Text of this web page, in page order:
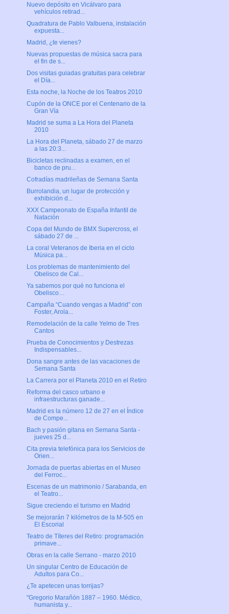
Nuevo depósito en Vicálvaro para
vehículos retirad...
Quadratura de Pablo Valbuena, instalación
expuesta...
Madrid, ¿te vienes?
Nuevas propuestas de música sacra para
el fin de s...
Dos visitas guiadas gratuitas para celebrar
el Día...
Esta noche, la Noche de los Teatros 2010
Cupón de la ONCE por el Centenario de la
Gran Vía
Madrid se suma a La Hora del Planeta
2010
La Hora del Planeta, sábado 27 de marzo
a las 20:3...
Bicicletas reclinadas a examen, en el
banco de pru...
Cofradías madrileñas de Semana Santa
Burrolandia, un lugar de protección y
exhibición d...
XXX Campeonato de España Infantil de
Natación
Copa del Mundo de BMX Supercross, el
sábado 27 de ...
La coral Veteranos de Iberia en el ciclo
Música pa...
Los problemas de mantenimiento del
Obelisco de Cal...
Ya sabemos por qué no funciona el
Obelisco…
Campaña “Cuando vengas a Madrid” con
Foster, Arola...
Remodelación de la calle Yelmo de Tres
Cantos
Prueba de Conocimientos y Destrezas
Indispensables...
Dona sangre antes de las vacaciones de
Semana Santa
La Carrera por el Planeta 2010 en el Retiro
Reforma del casco urbano e
infraestructuras ganade...
Madrid es la número 12 de 27 en el Índice
de Compe...
Bach y pasión gitana en Semana Santa -
jueves 25 d...
Cita previa telefónica para los Servicios de
Orien...
Jornada de puertas abiertas en el Museo
del Ferroc...
Escenas de un matrimonio / Sarabanda, en
el Teatro...
Sigue creciendo el turismo en Madrid
Se mejorarán 7 kilómetros de la M-505 en
El Escorial
Teatro de Títeres del Retiro: programación
primave...
Obras en la calle Serrano - marzo 2010
Un singular Centro de Educación de
Adultos para Co...
¿Te apetecen unas torrijas?
"Gregorio Marañón 1887 – 1960. Médico,
humanista y...